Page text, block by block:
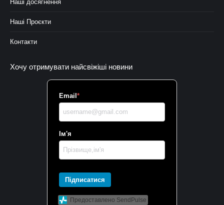
Наші досягнення
Наші Проєкти
Контакти
Хочу отримувати найсвіжіші новини
Email *
Ім'я
Підписатися
Предоставлено SendPulse